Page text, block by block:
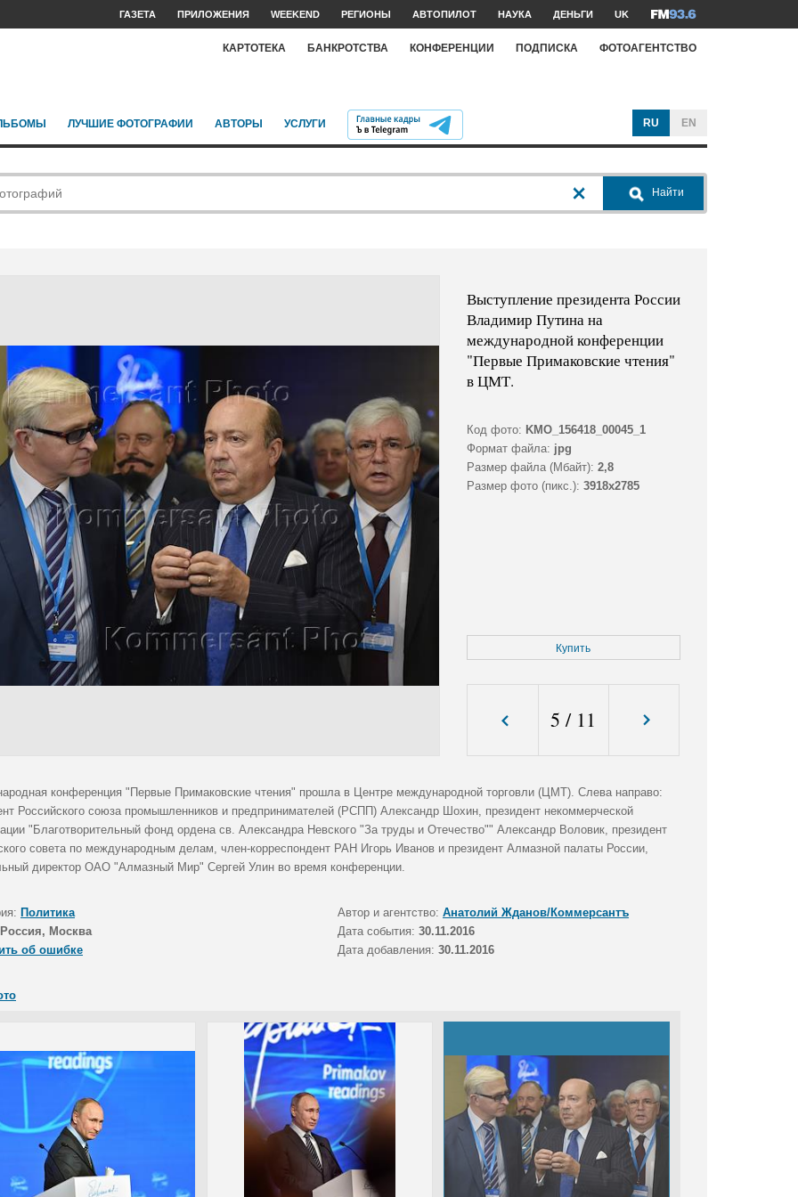
ГАЗЕТА ПРИЛОЖЕНИЯ WEEKEND РЕГИОНЫ АВТОПИЛОТ НАУКА ДЕНЬГИ UK
КАРТОТЕКА БАНКРОТСТВА КОНФЕРЕНЦИИ ПОДПИСКА ФОТОАГЕНТСТВО
ЛУЧШИЕ ФОТОГРАФИИ АВТОРЫ УСЛУГИ RU EN
Найти
Выступление президента России
Владимир Путина на
международной конференции
"Первые Примаковские чтения"
в ЦМТ.
Код фото: KMO_156418_00045_1
Формат файла: jpg
Размер файла (Мбайт): 2,8
Размер фото (пикс.): 3918x2785
Купить
5 / 11
конференция "Первые Примаковские чтения" прошла в Центре международной торговли (ЦМТ). Слева направо:
Российского союза промышленников и предпринимателей (РСПП) Александр Шохин, президент некоммерческой
"Благотворительный фонд ордена св. Александра Невского "За труды и Отечество"" Александр Воловик, президент
совета по международным делам, член-корреспондент РАН Игорь Иванов и президент Алмазной палаты России,
директор ОАО "Алмазный Мир" Сергей Улин во время конференции.
Политика Автор и агентство: Анатолий Жданов/Коммерсантъ
Россия, Москва Дата события: 30.11.2016
об ошибке
Дата добавления: 30.11.2016